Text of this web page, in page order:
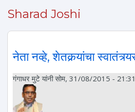
Sharad Joshi
नेता नव्हे, शेतकर्‍यांचा
गंगाधर मुटेयांनी सोम, 31/08/2015 - 21:31